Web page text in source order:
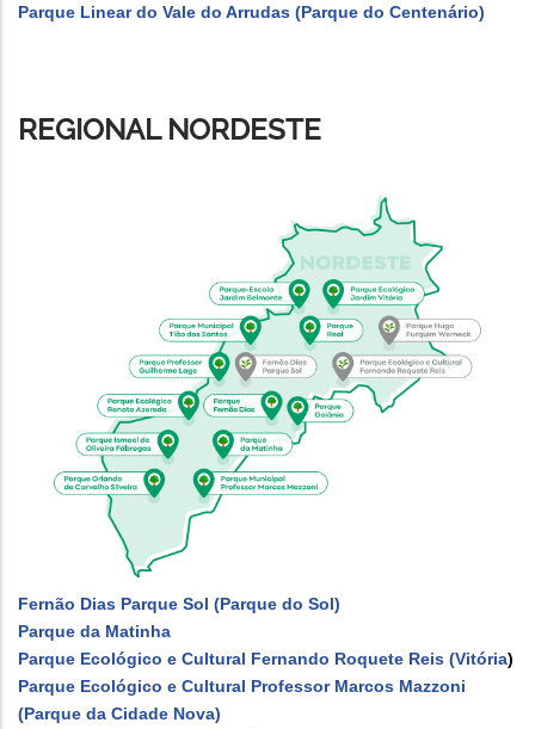
Parque Linear do Vale do Arrudas (Parque do Centenário)
REGIONAL NORDESTE
Fernão Dias Parque Sol (Parque do Sol)
Parque da Matinha
Parque Ecológico e Cultural Fernando Roquete Reis (Vitória)
Parque Ecológico e Cultural Professor Marcos Mazzoni
(Parque da Cidade Nova)